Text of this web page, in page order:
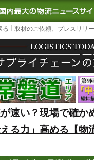
LOGISTICS TODAY｜国
る 取材のご依頼、プレスリリ
速い？現場で確か
る力」高める【物